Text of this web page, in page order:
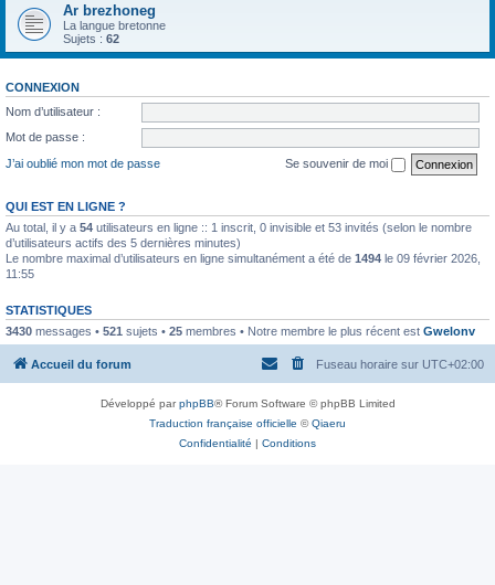
Ar brezhoneg
La langue bretonne
Sujets : 62
CONNEXION
Nom d’utilisateur :
Mot de passe :
J’ai oublié mon mot de passe
Se souvenir de moi
QUI EST EN LIGNE ?
Au total, il y a 54 utilisateurs en ligne :: 1 inscrit, 0 invisible et 53 invités (selon le nombre
d’utilisateurs actifs des 5 dernières minutes)
Le nombre maximal d’utilisateurs en ligne simultanément a été de 1494 le 09 février 2026,
11:55
STATISTIQUES
3430 messages • 521 sujets • 25 membres • Notre membre le plus récent est Gwelonv
Accueil du forum Fuseau horaire sur UTC+02:00
Développé parphpBB® Forum Software © phpBB Limited
Traduction française officielle ©Qiaeru
Confidentialité | Conditions